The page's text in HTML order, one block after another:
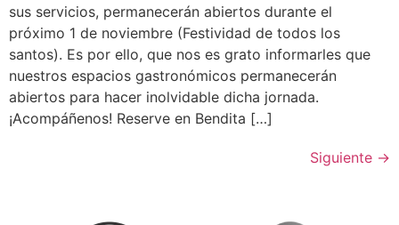
sus servicios, permanecerán abiertos durante el
próximo 1 de noviembre (Festividad de todos los
santos). Es por ello, que nos es grato informarles que
nuestros espacios gastronómicos permanecerán
abiertos para hacer inolvidable dicha jornada.
¡Acompáñenos! Reserve en Bendita […]
Siguiente →